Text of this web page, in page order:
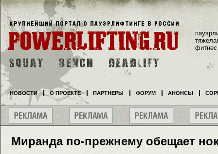
Миранда по-прежнему обещает
фитнес
НОВОСТИ О ПРОЕКТЕ ПАРТНЕРЫ ФОРУМ АНОНСЫ